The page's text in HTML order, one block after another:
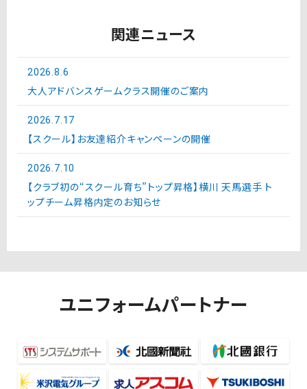
関連ニュース
2026.8.6
大人アドバンスゲームクラス開催のご案内
2026.7.17
【スクール】お友達紹介キャンペーンの開催
2026.7.10
【クラブ初の“スクール育ち”トップ昇格】横川 天馬選手 ト
ップチーム昇格内定のお知らせ
ユニフォームパートナー